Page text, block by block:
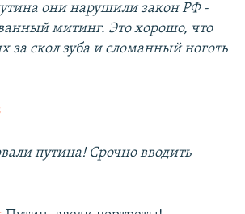
они нарушили закон РФ -
митинг. Это хорошо, что
за скол зуба и сломанный ноготь
путина! Cрочно вводить